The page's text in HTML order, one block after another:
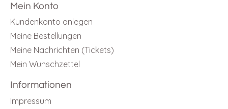
Mein Konto
Kundenkonto anlegen
Meine Bestellungen
Meine Nachrichten (Tickets)
Mein Wunschzettel
Informationen
Impressum